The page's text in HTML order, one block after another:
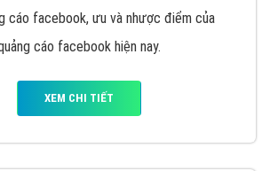
cáo facebook, ưu và nhược điểm của
cáo facebook hiện nay.
XEM CHI TIẾT